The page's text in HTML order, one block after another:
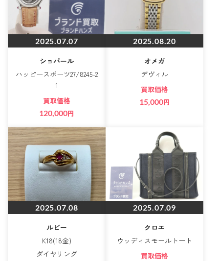
2025.07.07
ショパール
ハッピースポーツ27/8245-2
1
買取価格
120,000円
2025.08.20
オメガ
デヴィル
買取価格
15,000円
2025.07.08
ルビー
K18(18金)
ダイヤリング
2025.07.09
クロエ
ウッディスモールトート
買取価格